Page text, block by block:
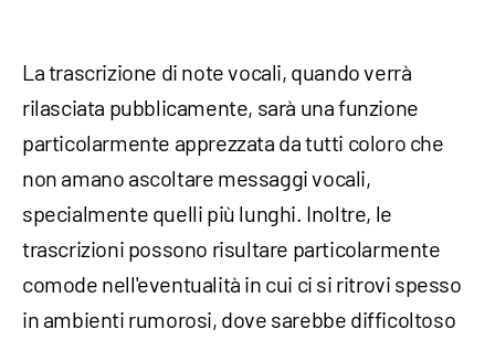
La trascrizione di note vocali, quando verrà
rilasciata pubblicamente, sarà una funzione
particolarmente apprezzata da tutti coloro che
non amano ascoltare messaggi vocali,
specialmente quelli più lunghi. Inoltre, le
trascrizioni possono risultare particolarmente
comode nell'eventualità in cui ci si ritrovi spesso
in ambienti rumorosi, dove sarebbe difficoltoso